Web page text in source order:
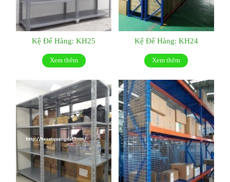
Kệ Để Hàng: KH25
Xem thêm
Kệ Để Hàng: KH24
Xem thêm